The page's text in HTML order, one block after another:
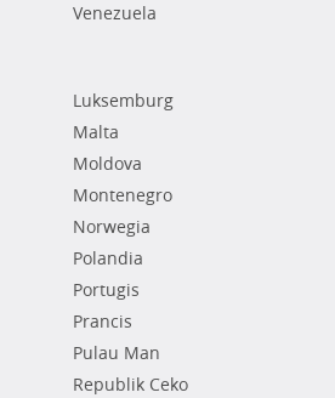
Venezuela
Luksemburg
Malta
Moldova
Montenegro
Norwegia
Polandia
Portugis
Prancis
Pulau Man
Republik Ceko